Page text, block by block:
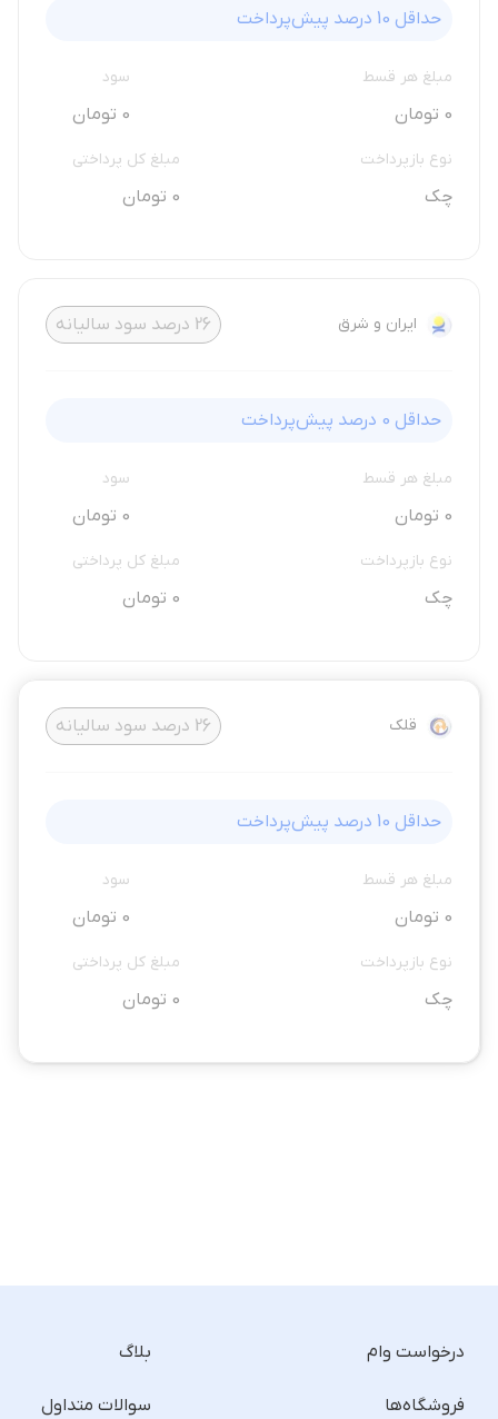
حداقل 10 درصد پیش‌پرداخت
مبلغ هر قسط
0 تومان
سود
0 تومان
نوع بازپرداخت
چک
مبلغ کل پرداختی
0 تومان
ایران و شرق 26 درصد سود سالیانه
حداقل 0 درصد پیش‌پرداخت
مبلغ هر قسط
0 تومان
سود
0 تومان
نوع بازپرداخت
چک
مبلغ کل پرداختی
0 تومان
قلک 26 درصد سود سالیانه
حداقل 10 درصد پیش‌پرداخت
مبلغ هر قسط
0 تومان
سود
0 تومان
نوع بازپرداخت
چک
مبلغ کل پرداختی
0 تومان
درخواست وام
فروشگاه‌ها
بلاگ
سوالات متداول